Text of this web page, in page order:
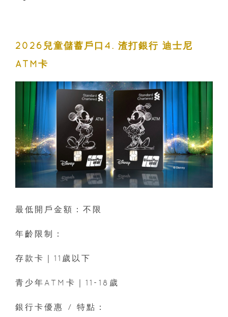
2026兒童儲蓄戶口4. 渣打銀行 迪士尼
ATM卡
最低開戶金額：不限
年齡限制：
存款卡｜11歲以下
青少年ATM卡｜11-18歲
銀行卡優惠 / 特點：